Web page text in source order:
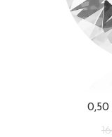
0,50